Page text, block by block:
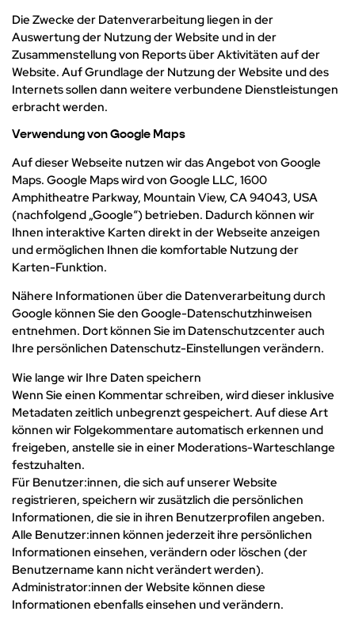
Die Zwecke der Datenverarbeitung liegen in der
Auswertung der Nutzung der Website und in der
Zusammenstellung von Reports über Aktivitäten auf der
Website. Auf Grundlage der Nutzung der Website und des
Internets sollen dann weitere verbundene Dienstleistungen
erbracht werden.
Verwendung von Google Maps
Auf dieser Webseite nutzen wir das Angebot von Google
Maps. Google Maps wird von Google LLC, 1600
Amphitheatre Parkway, Mountain View, CA 94043, USA
(nachfolgend „Google“) betrieben. Dadurch können wir
Ihnen interaktive Karten direkt in der Webseite anzeigen
und ermöglichen Ihnen die komfortable Nutzung der
Karten-Funktion.
Nähere Informationen über die Datenverarbeitung durch
Google können Sie den Google-Datenschutzhinweisen
entnehmen. Dort können Sie im Datenschutzcenter auch
Ihre persönlichen Datenschutz-Einstellungen verändern.
Wie lange wir Ihre Daten speichern
Wenn Sie einen Kommentar schreiben, wird dieser inklusive
Metadaten zeitlich unbegrenzt gespeichert. Auf diese Art
können wir Folgekommentare automatisch erkennen und
freigeben, anstelle sie in einer Moderations-Warteschlange
festzuhalten.
Für Benutzer:innen, die sich auf unserer Website
registrieren, speichern wir zusätzlich die persönlichen
Informationen, die sie in ihren Benutzerprofilen angeben.
Alle Benutzer:innen können jederzeit ihre persönlichen
Informationen einsehen, verändern oder löschen (der
Benutzername kann nicht verändert werden).
Administrator:innen der Website können diese
Informationen ebenfalls einsehen und verändern.